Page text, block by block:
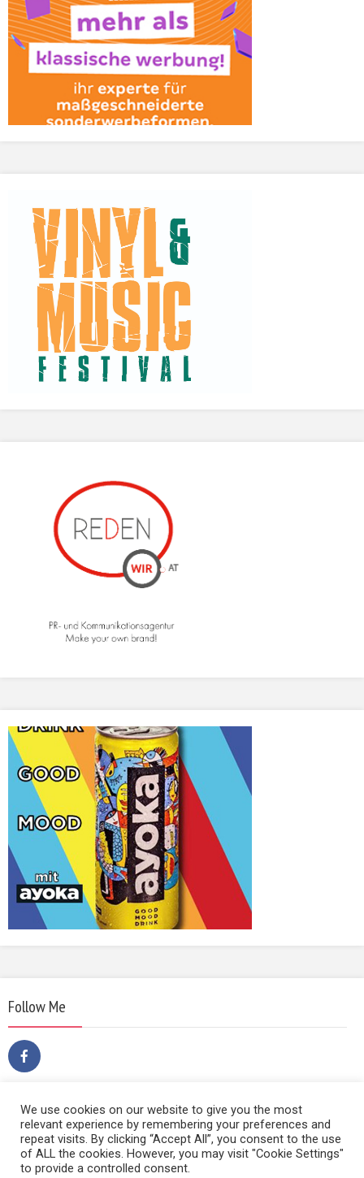
Follow Me
We use cookies on our website to give you the most
relevant experience by remembering your preferences and
repeat visits. By clicking “Accept All”, you consent to the use
of ALL the cookies. However, you may visit "Cookie Settings"
to provide a controlled consent.